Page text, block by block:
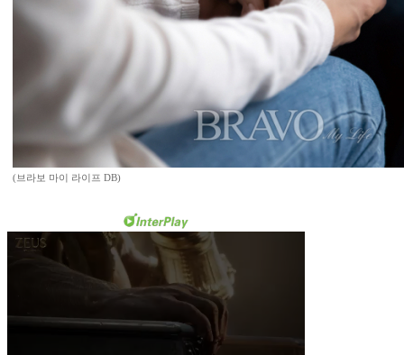
(브라보 마이 라이프 DB)